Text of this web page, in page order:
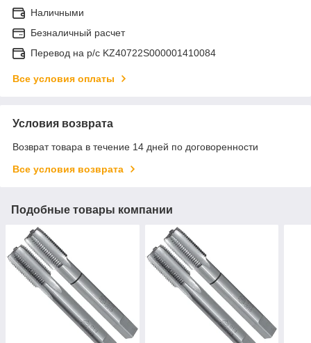
Наличными
Безналичный расчет
Перевод на р/с KZ40722S000001410084
Все условия оплаты
Условия возврата
Возврат товара в течение 14 дней по договоренности
Все условия возврата
Подобные товары компании